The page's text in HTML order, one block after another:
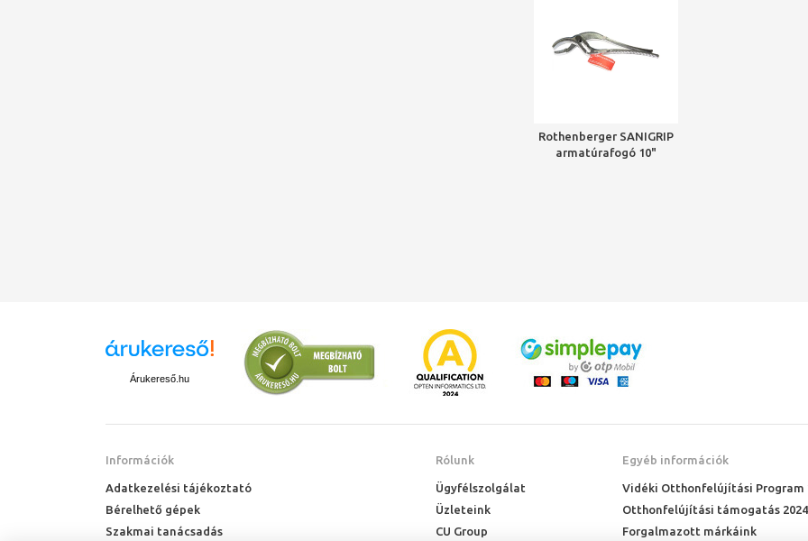
Rothenberger SANIGRIP
armatúrafogó 10"
Árukereső.hu
Információk
Adatkezelési tájékoztató
Bérelhető gépek
Szakmai tanácsadás
Rólunk
Ügyfélszolgálat
Üzleteink
CU Group
Egyéb információk
Vidéki Otthonfelújítási Program
Otthonfelújítási támogatás 2024
Forgalmazott márkáink